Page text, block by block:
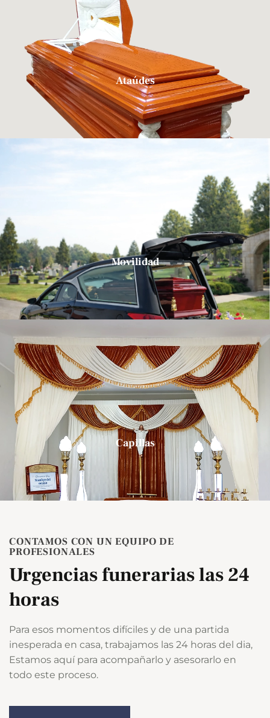
Ataúdes
Movilidad
Capillas
CONTAMOS CON UN EQUIPO DE
PROFESIONALES
Urgencias funerarias las 24
horas
Para esos momentos difíciles y de una partida
inesperada en casa, trabajamos las 24 horas del dia,
Estamos aquí para acompañarlo y asesorarlo en
todo este proceso.